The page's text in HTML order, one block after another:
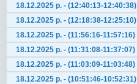
18.12.2025 р. - (12:40:13-12:40:38)
18.12.2025 р. - (12:18:38-12:25:10)
18.12.2025 р. - (11:56:16-11:57:16)
18.12.2025 р. - (11:31:08-11:37:07)
18.12.2025 р. - (11:03:09-11:03:48)
18.12.2025 р. - (10:51:46-10:52:31)